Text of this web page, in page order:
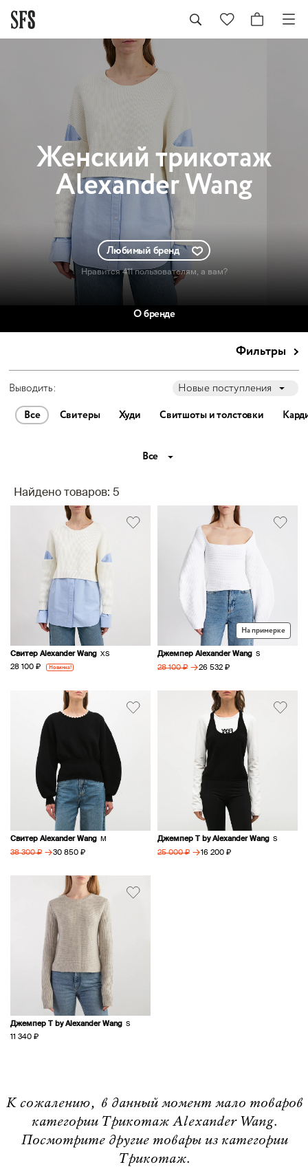
Женскийтрикотаж
Alexander Wang
Любимый бренд
Нравится 411 пользователям, а вам?
О бренде
Фильтры
Выводить: Новые поступления
Все Свитеры Худи Свитшоты и толстовки
Все
Найдено товаров: 5
Свитер Alexander Wang XS
28 100 ₽ Новинка!
На примерке
Джемпер Alexander Wang S
28 100 ₽ → 26 532 ₽
Свитер Alexander Wang M
38 300 ₽ → 30 850 ₽
Джемпер T by Alexander Wang S
25 000 ₽ → 16 200 ₽
Джемпер T by Alexander Wang S
11 340 ₽
К сожалению, в данный момент мало товаров
категории Трикотаж Alexander Wang.
Посмотрите другие товары из категории
Трикотаж.